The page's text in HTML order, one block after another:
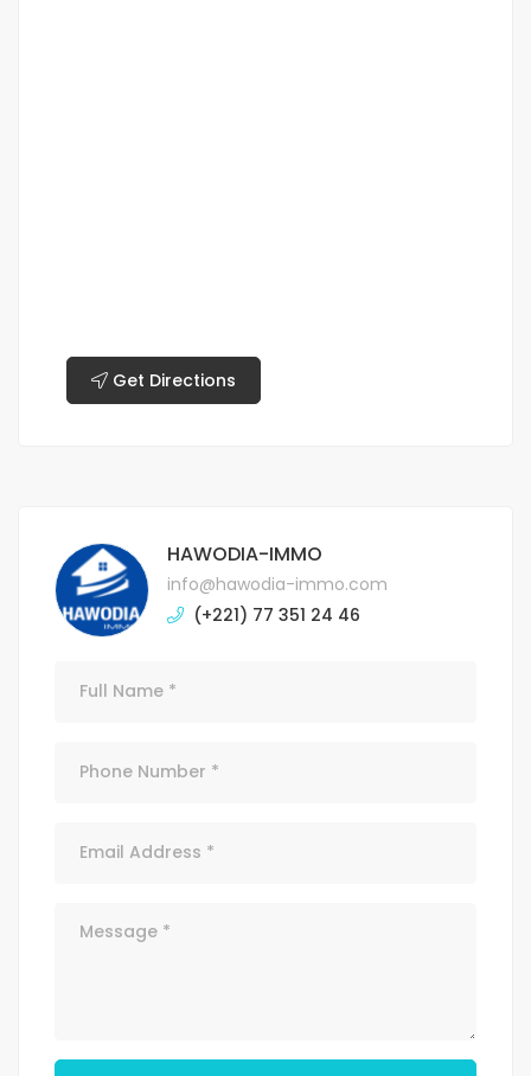
Get Directions
HAWODIA-IMMO
info@hawodia-immo.com
(+221) 77 351 24 46